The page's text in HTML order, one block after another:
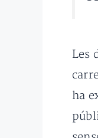
Les
ha